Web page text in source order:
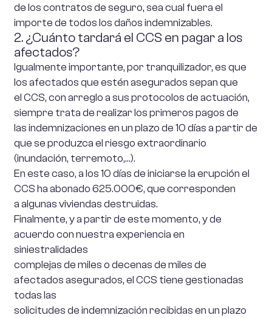
de los contratos de seguro, sea cual fuera el
importe de todos los daños indemnizables.
2. ¿Cuánto tardará el CCS en pagar a los
afectados?
Igualmente importante, por tranquilizador, es que
los afectados que estén asegurados sepan que
el CCS, con arreglo a sus protocolos de actuación,
siempre trata de realizar los primeros pagos de
las indemnizaciones en un plazo de 10 días a partir de
que se produzca el riesgo extraordinario
(inundación, terremoto,…).
En este caso, a los 10 días de iniciarse la erupción el
CCS ha abonado 625.000€, que corresponden
a algunas viviendas destruidas.
Finalmente, y a partir de este momento, y de
acuerdo con nuestra experiencia en
siniestralidades
complejas de miles o decenas de miles de
afectados asegurados, el CCS tiene gestionadas
todas las
solicitudes de indemnización recibidas en un plazo